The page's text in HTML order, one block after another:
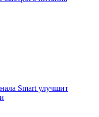
Smart улучшит